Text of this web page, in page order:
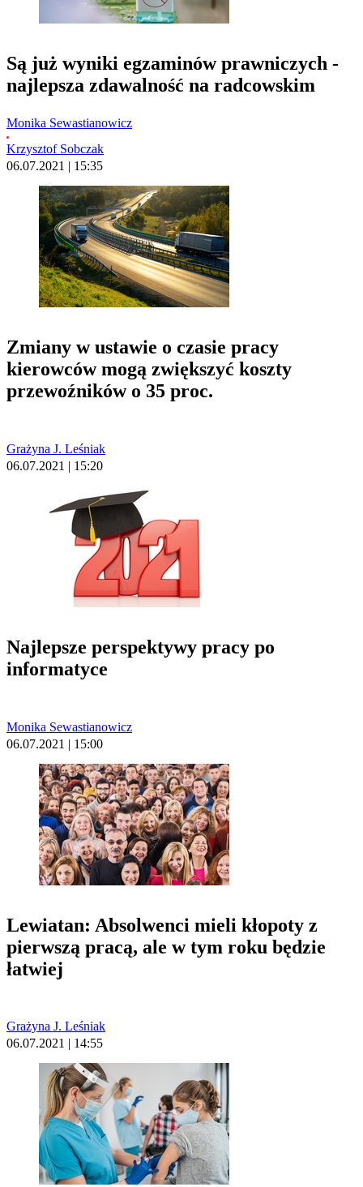
Są już wyniki egzaminów prawniczych -
najlepsza zdawalność na radcowskim
Monika Sewastianowicz
Krzysztof Sobczak
06.07.2021 | 15:35
Zmiany w ustawie o czasie pracy
kierowców mogą zwiększyć koszty
przewoźników o 35 proc.
Grażyna J. Leśniak
06.07.2021 | 15:20
Najlepsze perspektywy pracy po
informatyce
Monika Sewastianowicz
06.07.2021 | 15:00
Lewiatan: Absolwenci mieli kłopoty z
pierwszą pracą, ale w tym roku będzie
łatwiej
Grażyna J. Leśniak
06.07.2021 | 14:55